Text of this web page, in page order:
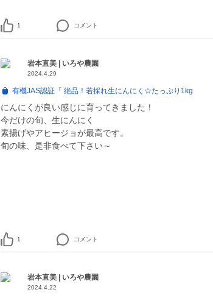
1 コメント
岩本直美 | いろや農園
2024.4.29
有機JAS認証「 絶品！若採れ生にんにく☆たっぷり1kg
にんにくが良い感じに育ってきました！
今だけの旬、生にんにく
素揚げやアヒージョが最高です。
旬の味、是非食べて下さい～
1 コメント
岩本直美 | いろや農園
2024.4.22